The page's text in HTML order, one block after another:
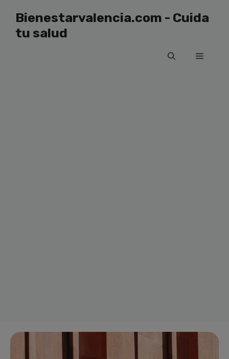
contenido
Bienestarvalencia.com - Cuida
tu salud
Menú